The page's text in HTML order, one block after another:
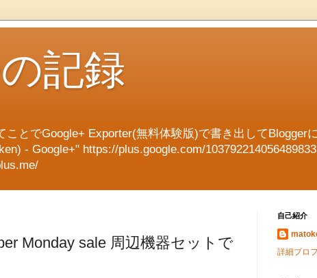
記録
ことでGoogle+ Exporter(無料体験版)で書き出してBlogger
- Google+" https://plus.google.com/
Monday sale 周辺機器セットで
自己紹介
詳細プロ